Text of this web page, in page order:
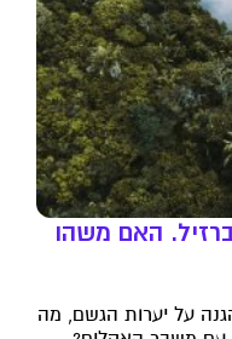
האם משהו
על יערות הגשם, מה